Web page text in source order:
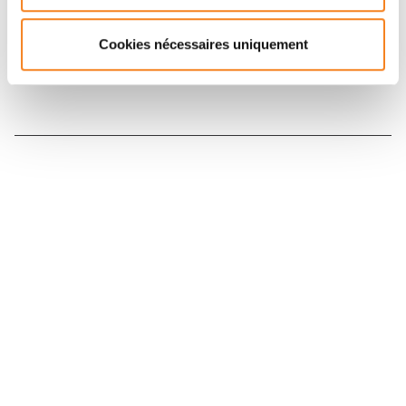
Cookies nécessaires uniquement
Inscrivez-vous à la newsletter